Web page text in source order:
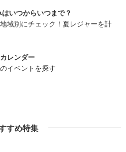
いつからいつまで？
域別にチェック！夏レジャーを計
レンダー
イベントを探す
すめ特集